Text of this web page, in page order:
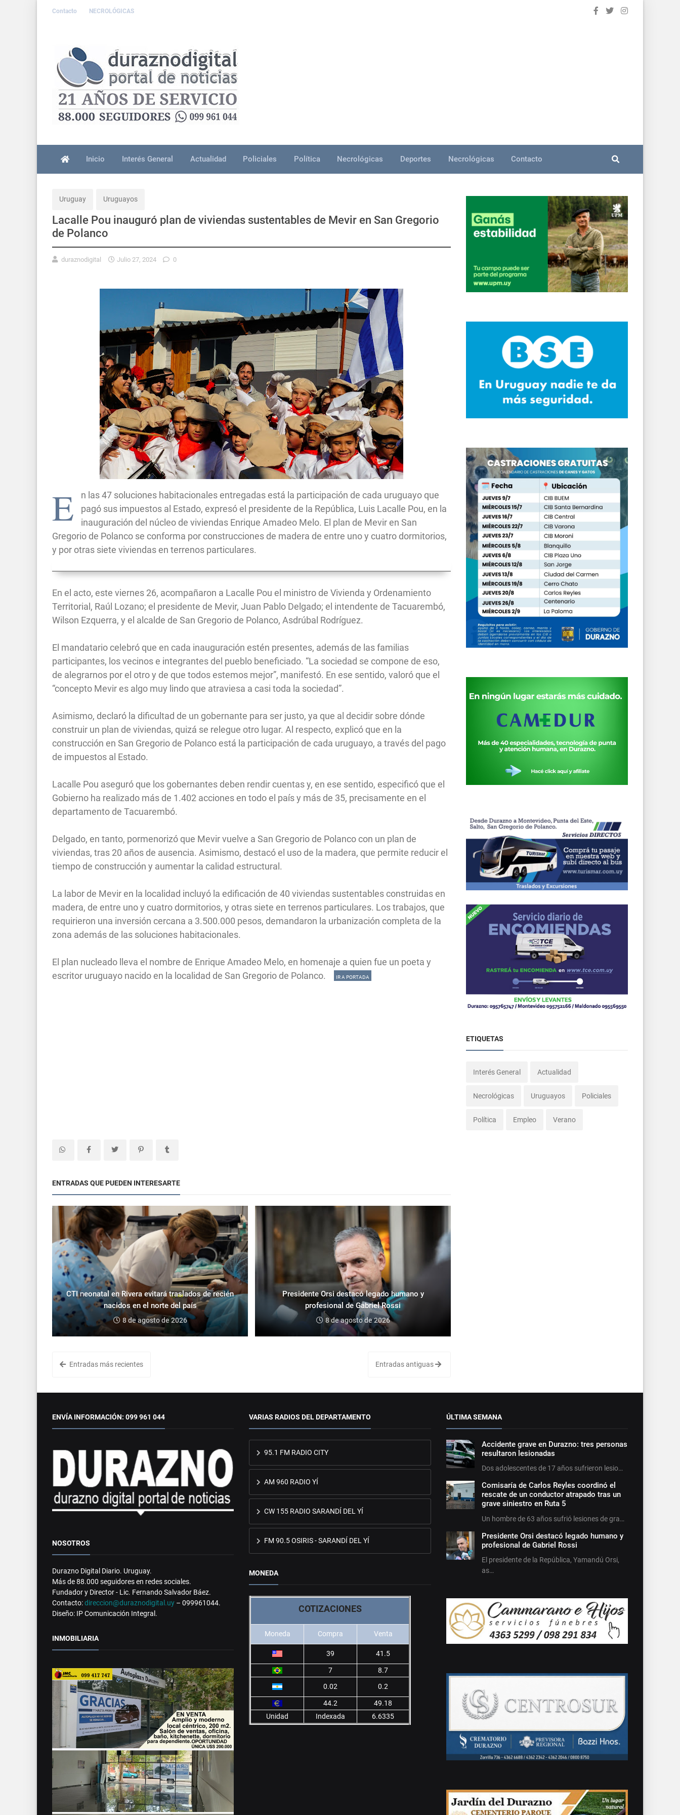
Contacto NECROLÓGICAS
Inicio Interés General Actualidad Policiales Política Necrológicas Deportes Necrológicas Contacto
Uruguay Uruguayos
Lacalle Pou inauguró plan de viviendas sustentables de Mevir en San Gregorio
de Polanco
duraznodigital Julio 27, 2024 0
E
n las 47 soluciones habitacionales entregadas está la participación de cada uruguayo que
pagó sus impuestos al Estado, expresó el presidente de la República, Luis Lacalle Pou, en la
inauguración del núcleo de viviendas Enrique Amadeo Melo. El plan de Mevir en San
Gregorio de Polanco se conforma por construcciones de madera de entre uno y cuatro dormitorios,
y por otras siete viviendas en terrenos particulares.
En el acto, este viernes 26, acompañaron a Lacalle Pou el ministro de Vivienda y Ordenamiento
Territorial, Raúl Lozano; el presidente de Mevir, Juan Pablo Delgado; el intendente de Tacuarembó,
Wilson Ezquerra, y el alcalde de San Gregorio de Polanco, Asdrúbal Rodríguez.
El mandatario celebró que en cada inauguración estén presentes, además de las familias
participantes, los vecinos e integrantes del pueblo beneficiado. “La sociedad se compone de eso,
de alegrarnos por el otro y de que todos estemos mejor”, manifestó. En ese sentido, valoró que el
“concepto Mevir es algo muy lindo que atraviesa a casi toda la sociedad”.
Asimismo, declaró la dificultad de un gobernante para ser justo, ya que al decidir sobre dónde
construir un plan de viviendas, quizá se relegue otro lugar. Al respecto, explicó que en la
construcción en San Gregorio de Polanco está la participación de cada uruguayo, a través del pago
de impuestos al Estado.
Lacalle Pou aseguró que los gobernantes deben rendir cuentas y, en ese sentido, especificó que el
Gobierno ha realizado más de 1.402 acciones en todo el país y más de 35, precisamente en el
departamento de Tacuarembó.
Delgado, en tanto, pormenorizó que Mevir vuelve a San Gregorio de Polanco con un plan de
viviendas, tras 20 años de ausencia. Asimismo, destacó el uso de la madera, que permite reducir el
tiempo de construcción y aumentar la calidad estructural.
La labor de Mevir en la localidad incluyó la edificación de 40 viviendas sustentables construidas en
madera, de entre uno y cuatro dormitorios, y otras siete en terrenos particulares. Los trabajos, que
requirieron una inversión cercana a 3.500.000 pesos, demandaron la urbanización completa de la
zona además de las soluciones habitacionales.
El plan nucleado lleva el nombre de Enrique Amadeo Melo, en homenaje a quien fue un poeta y
escritor uruguayo nacido en la localidad de San Gregorio de Polanco.
IR A PORTADA
ENTRADAS QUE PUEDEN INTERESARTE
CTI neonatal en Rivera evitará traslados de recién
nacidos en el norte del país
8 de agosto de 2026
Presidente Orsi destacó legado humano y
profesional de Gabriel Rossi
8 de agosto de 2026
Entradas más recientes Entradas antiguas
ETIQUETAS
Interés General Actualidad
Necrológicas Uruguayos Policiales
Política Empleo Verano
ENVÍA INFORMACIÓN: 099 961 044
NOSOTROS
Durazno Digital Diario. Uruguay.
Más de 88.000 seguidores en redes sociales.
Fundador y Director - Lic. Fernando Salvador Báez.
Contacto:direccion@duraznodigital.uy – 099961044.
Diseño: IP Comunicación Integral.
INMOBILIARIA
VARIAS RADIOS DEL DEPARTAMENTO
95.1 FM RADIO CITY
AM 960 RADIO YÍ
CW 155 RADIO SARANDÍ DEL YÍ
FM 90.5 OSIRIS - SARANDÍ DEL YÍ
MONEDA
COTIZACIONES
Moneda Compra Venta
39 41.5
7
8.7
0.02
0.2
44.2
49.18
Unidad
Indexada 6.6335
ÚLTIMA SEMANA
Accidente grave en Durazno: tres personas
resultaron lesionadas
Dos adolescentes de 17 años sufrieron lesio…
Comisaría de Carlos Reyles coordinó el
rescate de un conductor atrapado tras un
grave siniestro en Ruta 5
Un hombre de 63 años sufrió lesiones de gra…
Presidente Orsi destacó legado humano y
profesional de Gabriel Rossi
El presidente de la República, Yamandú Orsi,
as…